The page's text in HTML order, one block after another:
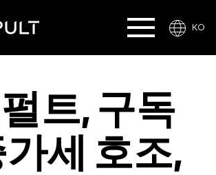
KO
트, 구독
세 호조,